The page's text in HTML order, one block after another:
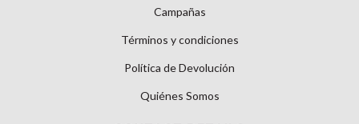
Campañas
Términos y condiciones
Política de Devolución
Quiénes Somos